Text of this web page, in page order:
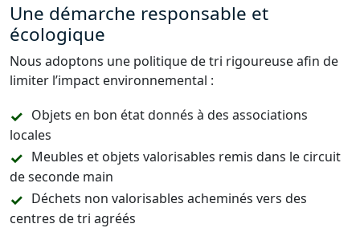
Une démarche responsable et
écologique
Nous adoptons une politique de tri rigoureuse afin de
limiter l’impact environnemental :
Objets en bon état donnés à des associations
locales
Meubles et objets valorisables remis dans le circuit
de seconde main
Déchets non valorisables acheminés vers des
centres de tri agréés